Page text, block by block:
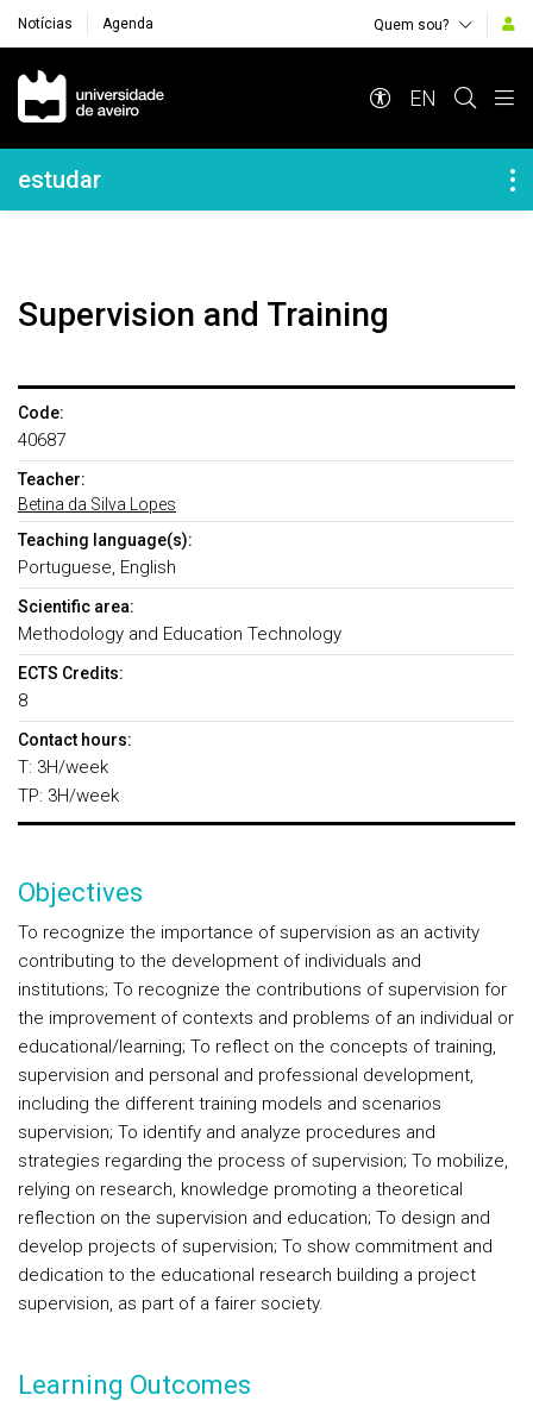
Notícias Agenda Quem sou?
Navegação Principal
EN
Navegação Lateral
estudar
Supervision and Training
Code:
40687
Teacher:
Betina da Silva Lopes
Teaching language(s):
Portuguese, English
Scientific area:
Methodology and Education Technology
ECTS Credits:
8
Contact hours:
T: 3H/week
TP: 3H/week
Objectives
To recognize the importance of supervision as an activity
contributing to the development of individuals and
institutions; To recognize the contributions of supervision for
the improvement of contexts and problems of an individual or
educational/learning; To reflect on the concepts of training,
supervision and personal and professional development,
including the different training models and scenarios
supervision; To identify and analyze procedures and
strategies regarding the process of supervision; To mobilize,
relying on research, knowledge promoting a theoretical
reflection on the supervision and education; To design and
develop projects of supervision; To show commitment and
dedication to the educational research building a project
supervision, as part of a fairer society.
Learning Outcomes